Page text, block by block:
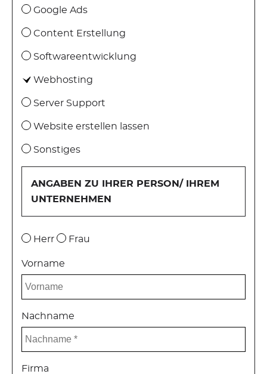
WEBHOSTING
Google Ads
Content Erstellung
Softwareentwicklung
Webhosting
Server Support
Website erstellen lassen
Sonstiges
ANGABEN ZU IHRER PERSON/ IHREM
UNTERNEHMEN
Herr Frau
Vorname
Nachname
Firma